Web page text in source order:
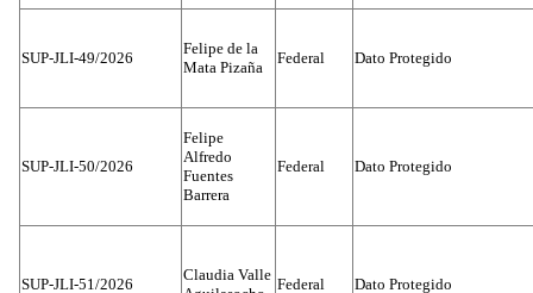
SUP-JLI-49/2026
Felipe de la
Mata Pizaña
Federal Dato Protegido
SUP-JLI-50/2026
Felipe
Alfredo
Fuentes
Barrera
Federal Dato Protegido
SUP-JLI-51/2026
Claudia Valle
Federal Dato Protegido